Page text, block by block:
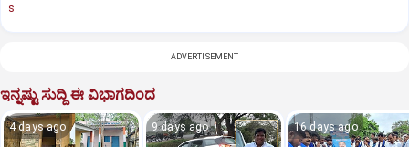
s
ADVERTISEMENT
ಇನ್ನಷ್ಟು ಸುದ್ದಿ ಈ ವಿಭಾಗದಿಂದ
4 days ago 9 days ago 16 days ago